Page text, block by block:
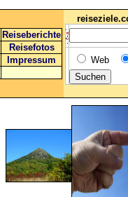
Reiseberichte
Reisefotos
Impressum
Web